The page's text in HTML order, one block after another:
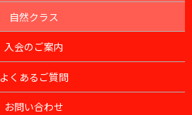
自然クラス
入会のご案内
よくあるご質問
お問い合わせ